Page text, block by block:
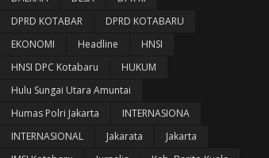
DPRD KOTABAR
DPRD KOTABARU
EKONOMI
Headline
HNSI
HNSI DPC Kotabaru
HUKUM
Hulu Sungai Utara Amuntai
Humas Polri Jakarta
INTERNASIONA
INTERNASIONAL
Jakarata
Jakarta